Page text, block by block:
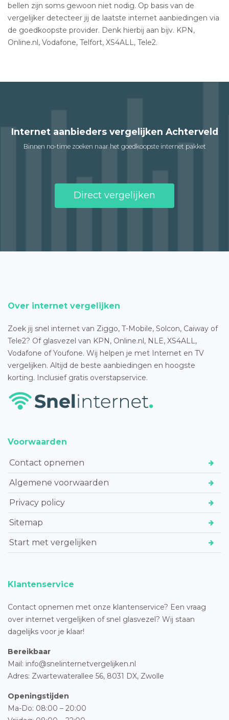
bellen zijn soms gewoon niet nodig. Op basis van de
vergelijker detecteer jij de laatste internet aanbiedingen via
de goedkoopste provider. Denk hierbij aan bijv. KPN,
Online.nl, Vodafone, Telfort, XS4ALL, Tele2.
Internet aanbieders vergelijken Achterveld
Binnen no-time zoeken naar het goedkoopste internet pakket
Direct vergelijken
Over internet vergelijken
Zoek jij snel internet van Ziggo, T-Mobile, Solcon, Caiway of
Tele2? Of glasvezel van KPN, Online.nl, NLE, XS4ALL,
Vodafone of Youfone. Wij helpen je met Internet en TV
vergelijken. Altijd de beste aanbiedingen en hoogste
korting. Inclusief gratis overstapservice.
Voorwaarden
Contact opnemen
Algemene voorwaarden
Privacy policy
Sitemap
Start met vergelijken
Klantenservice
Contact opnemen met onze klantenservice? Een vraag
over internet vergelijken of snel glasvezel? Wij staan
dagelijks voor je klaar!
Bereikbaar
Mail: info@snelinternetvergelijken.nl
Adres: Zwartewaterallee 56, 8031 DX, Zwolle
Openingstijden
Ma-Do: 08:00 – 20:00